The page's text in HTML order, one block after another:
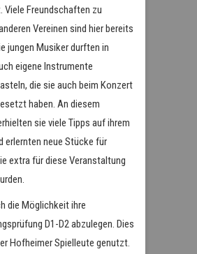
Viele Freundschaften zu
Vereinen sind hier bereits
jungen Musiker durften in
eigene Instrumente
die sie auch beim Konzert
haben. An diesem
sie viele Tipps auf ihrem
erlernten neue Stücke für
extra für diese Veranstaltung
die Möglichkeit ihre
D1-D2 abzulegen. Dies
Hofheimer Spielleute genutzt.